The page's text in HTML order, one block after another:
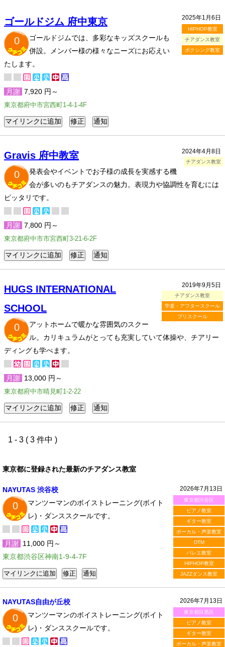
2025年1月6日
HIPHOP教室
チアダンス教室
ボクシング教室
ゴールドジム 府中東京
0
ゴールドジムでは、多彩なキッズスクールも
併設。メンバー様の様々なニーズにお応えい
たします。
月謝 7,920 円～
東京都府中市宮西町1-4-1-4F
2024年4月8日
チアダンス教室
Gravis 府中教室
0
発表会やイベントでお子様の成長を実感する機
会が多いのもチアダンスの魅力。表現力や協調性を育むには
ピッタリです。
月謝 7,800 円～
東京都府中市市宮西町3-21-6-2F
2019年9月5日
チアダンス教室
学童・アフタースクール
プリスクール
HUGS INTERNATIONAL
SCHOOL
0
アットホームで暖かな雰囲気のスクー
ル。カリキュラムがとっても充実していて体操や、チアリー
ディングも学べます。
月謝 13,000 円～
東京都府中市晴見町1-2-22
1 - 3 ( 3 件中 )
東京都に登録された最新のチアダンス教室
2026年7月13日
東京都渋谷区
ピアノ教室
ギター教室
ボーカル・声楽教室
DTM
バレエ教室
HIPHOP教室
JAZZダンス教室
NAYUTAS 渋谷校
0
マンツーマンのボイストレーニング(ボイト
レ)・ダンススクールです。
月謝 11,000 円～
東京都渋谷区神南1-9-4-7F
2026年7月13日
東京都目黒区
ピアノ教室
ギター教室
ボーカル・声楽教室
NAYUTAS自由が丘校
0
マンツーマンのボイストレーニング(ボイト
レ)・ダンススクールです。